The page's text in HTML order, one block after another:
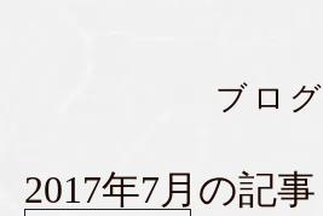
ブログ
2017年7月の記事